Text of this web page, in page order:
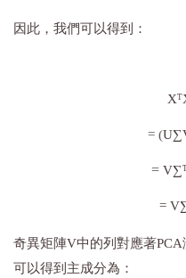
因此，我們可以得到：
XT
= (
= V∑
=
奇異矩陣V中的列對應著
可以得到主成分為：